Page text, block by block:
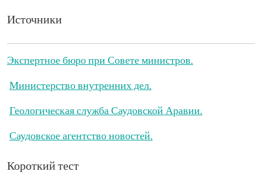
Источники
Экспертное бюро при Совете министров.
Министерство внутренних дел.
Геологическая служба Саудовской Аравии.
Саудовское агентство новостей.
Короткий тест